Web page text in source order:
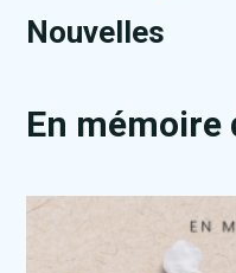
Nouvelles
En mémoire